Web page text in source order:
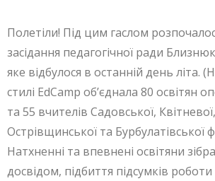
Полетіли! Під цим гаслом
засідання педагогічної ради
яке відбулося в останній день літа.
стилі EdCamp об’єднала 80 освітян
та 55 вчителів Садовської,
Острівщинської та Бурбулатівської
Натхненні та впевнені освітяни
досвідом, підбиття підсумків